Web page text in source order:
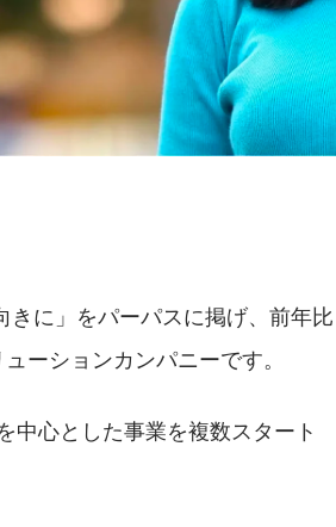
に」をパーパスに掲げ、前年比
ーションカンパニーです。
中心とした事業を複数スタート